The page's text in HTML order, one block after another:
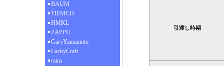
BAUM
TIEMCO
HMKL
ZAPPU
GaryYamamoto
LuckyCraft
rains
引渡し時期